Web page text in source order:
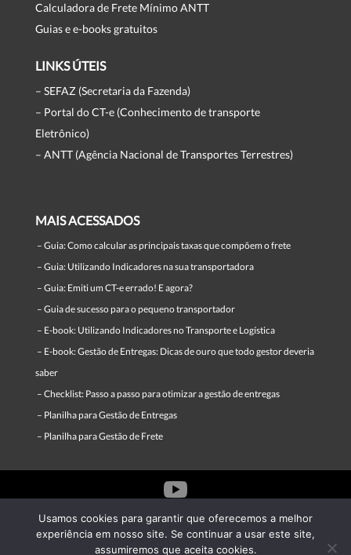
Calculadora de Frete Mínimo ANTT
Guias e e-books gratuitos
LINKS ÚTEIS
– SEFAZ (Secretaria da Fazenda)
– Portal do CT-e (Conhecimento de transporte
Eletrônico)
– ANTT (Agência Nacional de Transportes Terrestres)
MAIS ACESSADOS
– Guia: Como calcular as principais taxas que compõem o frete
– Guia: Utilizando Indicadores na sua transportadora
– Guia: Emiti um CT-e errado! E agora?
– Guia de sucesso para o pequeno transportador
– E-book: Utilizando Indicadores no Transporte e Logística
– E-book: Gestão de Entregas: Dicas de ouro que todo gestor deveria
saber
– Checklist: Passo a passo para otimizar a gestão de entregas
– Planilha para Gestão de Entregas
– Planilha para Gestão de Frete



Usamos cookies para garantir que oferecemos a melhor
experiência em nosso site. Se continuar a usar este site,
assumiremos que aceita cookies.